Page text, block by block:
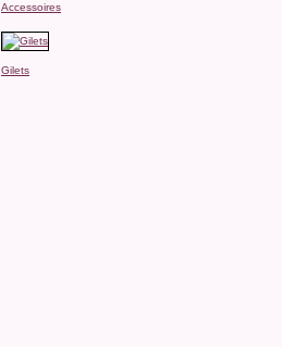
Accessoires
Gilets